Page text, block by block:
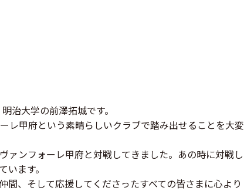
治大学の前澤拓城です。
甲府という素晴らしいクラブで踏み出せることを大変
ンフォーレ甲府と対戦してきました。あの時に対戦し
ます。
、そして応援してくださったすべての皆さまに心より